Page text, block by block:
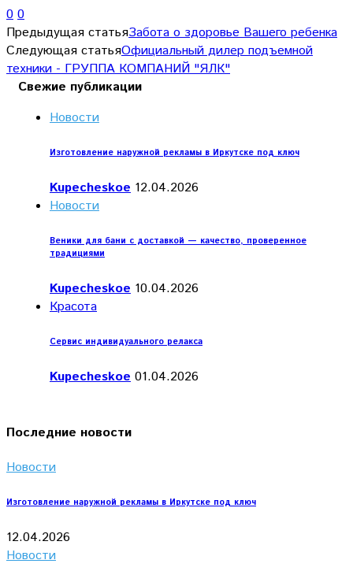
0 0
Предыдущая статьяЗабота о здоровье Вашего ребенка
Следующая статьяОфициальный дилер подъемной
техники - ГРУППА КОМПАНИЙ "ЯЛК"
Свежие публикации
Новости
Изготовление наружной рекламы в Иркутске под ключ
Kupecheskoe 12.04.2026
Новости
Веники для бани с доставкой — качество, проверенное
традициями
Kupecheskoe 10.04.2026
Красота
Сервис индивидуального релакса
Kupecheskoe 01.04.2026
Последние новости
Новости
Изготовление наружной рекламы в Иркутске под ключ
12.04.2026
Новости